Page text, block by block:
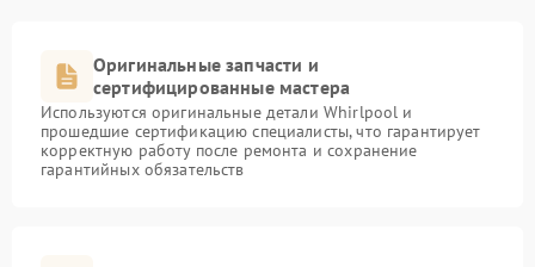
Оригинальные запчасти и
сертифицированные мастера
Используются оригинальные детали Whirlpool и
прошедшие сертификацию специалисты, что гарантирует
корректную работу после ремонта и сохранение
гарантийных обязательств